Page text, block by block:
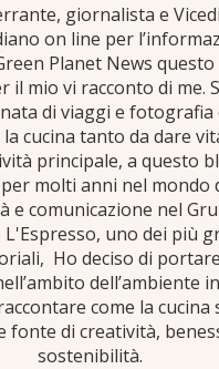
giornalista e
on line per
Planet News
il mio vi racconto di me.
di viaggi e fotografia
la cucina tanto da dare
principale, a questo
molti anni nel mondo
e comunicazione nel
L'Espresso, uno dei più
Ho deciso di
dell’ambiente
come la cucina
fonte di creatività,
sostenibilità.